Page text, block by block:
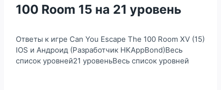
100 Room 15 на 21 уровень
Ответы к игре Can You Escape The 100 Room XV (15)
IOS и Андроид (Разработчик HKAppBond)Весь
список уровней21 уровеньВесь список уровней